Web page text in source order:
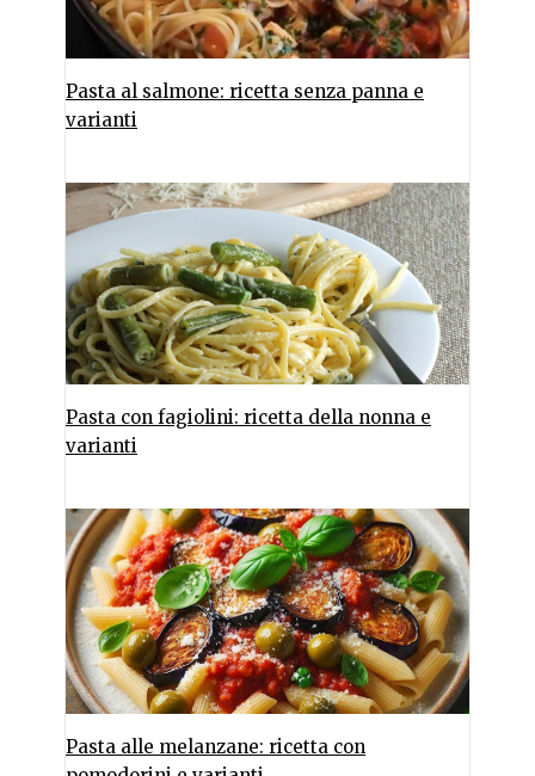
Pasta al salmone: ricetta senza panna e
varianti
Pasta con fagiolini: ricetta della nonna e
varianti
Pasta alle melanzane: ricetta con